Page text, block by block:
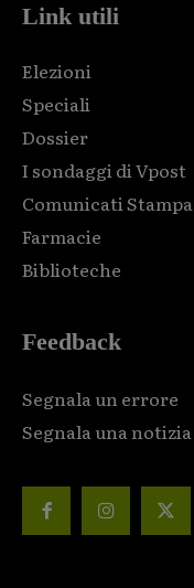
Link utili
Elezioni
Speciali
Dossier
I sondaggi di Vpost
Comunicati Stampa
Farmacie
Biblioteche
Feedback
Segnala un errore
Segnala una notizia